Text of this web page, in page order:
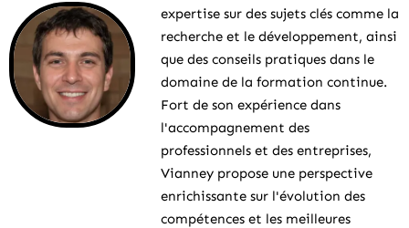
expertise sur des sujets clés comme la
recherche et le développement, ainsi
que des conseils pratiques dans le
domaine de la formation continue.
Fort de son expérience dans
l'accompagnement des
professionnels et des entreprises,
Vianney propose une perspective
enrichissante sur l'évolution des
compétences et les meilleures